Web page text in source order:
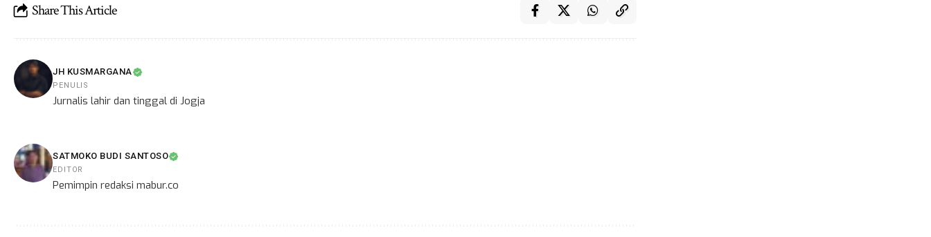
Share This Article
JH KUSMARGANA
PENULIS
Jurnalis lahir dan tinggal di Jogja
SATMOKO BUDI SANTOSO
EDITOR
Pemimpin redaksi mabur.co